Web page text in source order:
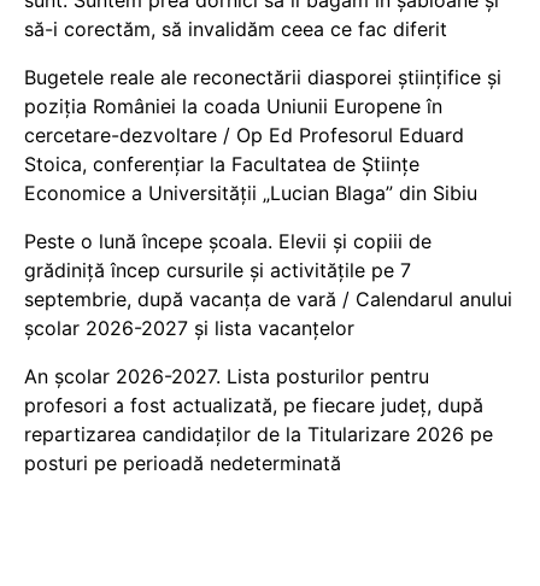
să-i corectăm, să invalidăm ceea ce fac diferit
Bugetele reale ale reconectării diasporei științifice și
poziția României la coada Uniunii Europene în
cercetare-dezvoltare / Op Ed Profesorul Eduard
Stoica, conferențiar la Facultatea de Științe
Economice a Universității „Lucian Blaga” din Sibiu
Peste o lună începe școala. Elevii și copiii de
grădiniță încep cursurile și activitățile pe 7
septembrie, după vacanța de vară / Calendarul anului
școlar 2026-2027 și lista vacanțelor
An școlar 2026-2027. Lista posturilor pentru
profesori a fost actualizată, pe fiecare județ, după
repartizarea candidaților de la Titularizare 2026 pe
posturi pe perioadă nedeterminată